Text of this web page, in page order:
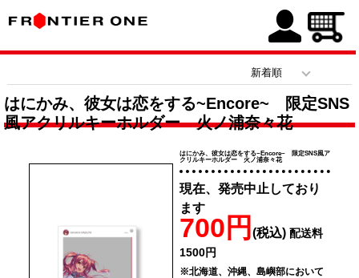
はにかみ、彼女は恋をする~Encore~ 限定SNS
風アクリルキーホルダー 火ノ浦奈々花
はにかみ、彼女は恋をする~Encore~ 限定SNS風ア
クリルキーホルダー 火ノ浦奈々花
現在、発売中止しており
ます
700円 (税込) 配送料
1500円
※北海道、沖縄、島嶼部において